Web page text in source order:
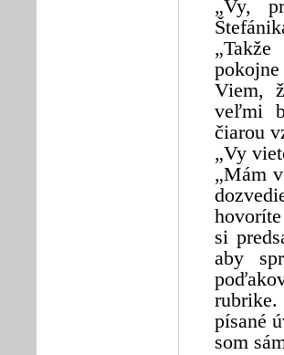
„Vy,
Viem,
veľmi
čiarou
„Vy
„Mám
si
aby
písané
som